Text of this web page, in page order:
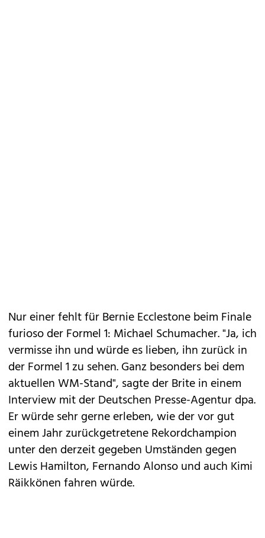
Nur einer fehlt für Bernie Ecclestone beim Finale
furioso der Formel 1: Michael Schumacher. "Ja, ich
vermisse ihn und würde es lieben, ihn zurück in
der Formel 1 zu sehen. Ganz besonders bei dem
aktuellen WM-Stand", sagte der Brite in einem
Interview mit der Deutschen Presse-Agentur dpa.
Er würde sehr gerne erleben, wie der vor gut
einem Jahr zurückgetretene Rekordchampion
unter den derzeit gegeben Umständen gegen
Lewis Hamilton, Fernando Alonso und auch Kimi
Räikkönen fahren würde.